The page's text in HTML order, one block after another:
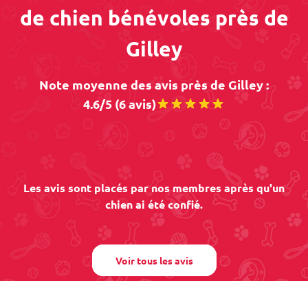
de chien bénévoles près de
Gilley
Note moyenne des avis près de Gilley :
4.6/5 (6 avis)
Les avis sont placés par nos membres après qu'un
chien ai été confié.
Voir tous les avis